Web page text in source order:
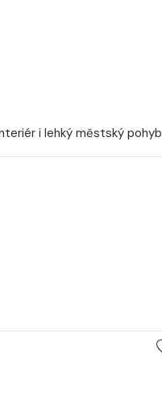
i lehký městský pohyb